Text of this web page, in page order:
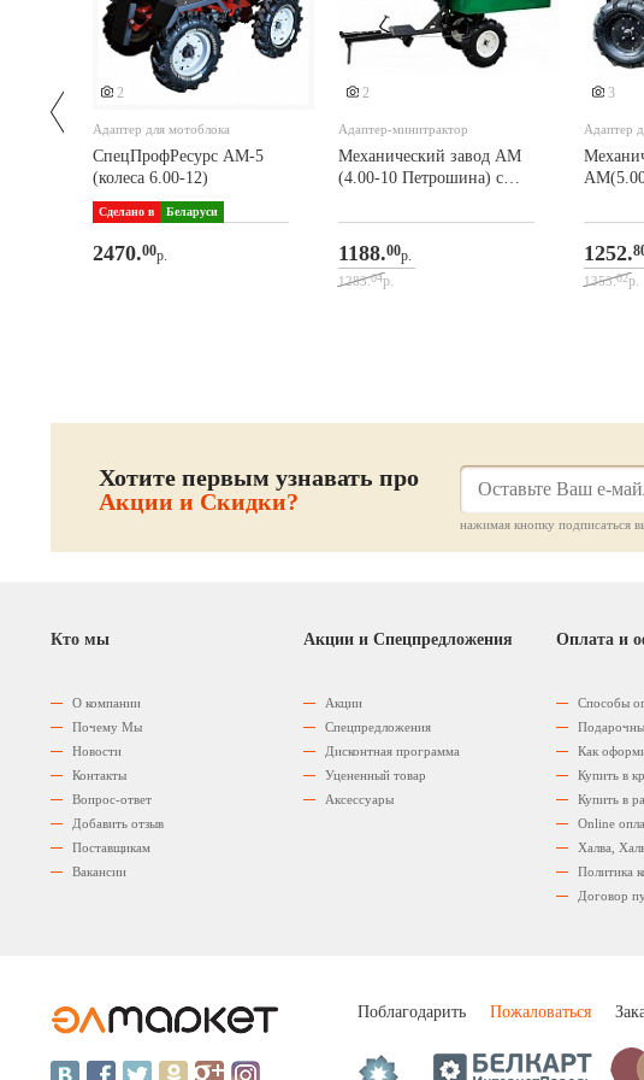
2
Адаптер для мотоблока
СпецПрофРесурс АМ-5
(колеса 6.00-12)
Сделано в Беларуси
2470.00р.
2
Адаптер-минитрактор
Механический завод АМ
(4.00-10 Петрошина) с
1188.00р.
1283.04р.
3
Адаптер
1252.
1353.02р.
Хотите первым узнавать про
Акции и Скидки?
нажимая кнопку подписаться
Кто мы
О компании
Почему Мы
Новости
Контакты
Вопрос-ответ
Добавить отзыв
Поставщикам
Вакансии
Акции и Спецпредложения
Акции
Спецпредложения
Дисконтная программа
Уцененный товар
Аксессуары
Оплата и
Способы
Как
Купить в
Купить в
Оnline
Халва,
Политика
Договор
Поблагодарить Пожаловаться